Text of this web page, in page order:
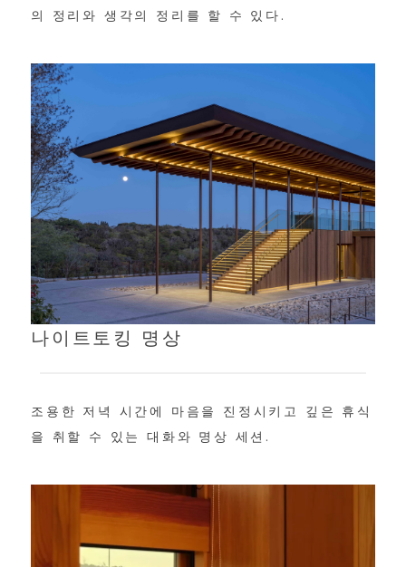
의 정리와 생각의 정리를 할 수 있다.
나이트토킹 명상
조용한 저녁 시간에 마음을 진정시키고 깊은 휴식
을 취할 수 있는 대화와 명상 세션.